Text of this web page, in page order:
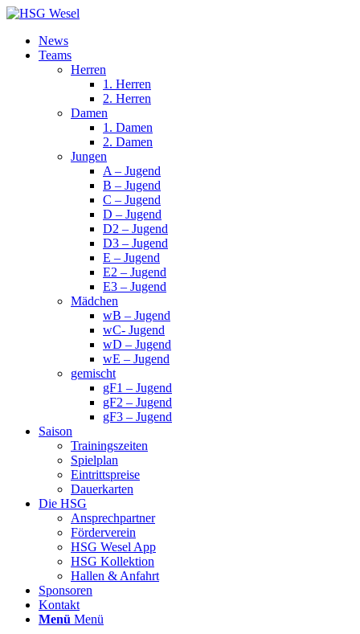
News
Teams
Herren
1. Herren
2. Herren
Damen
1. Damen
2. Damen
Jungen
A – Jugend
B – Jugend
C – Jugend
D – Jugend
D2 – Jugend
D3 – Jugend
E – Jugend
E2 – Jugend
E3 – Jugend
Mädchen
wB – Jugend
wC- Jugend
wD – Jugend
wE – Jugend
gemischt
gF1 – Jugend
gF2 – Jugend
gF3 – Jugend
Saison
Trainingszeiten
Spielplan
Eintrittspreise
Dauerkarten
Die HSG
Ansprechpartner
Förderverein
HSG Wesel App
HSG Kollektion
Hallen & Anfahrt
Sponsoren
Kontakt
Menü Menü